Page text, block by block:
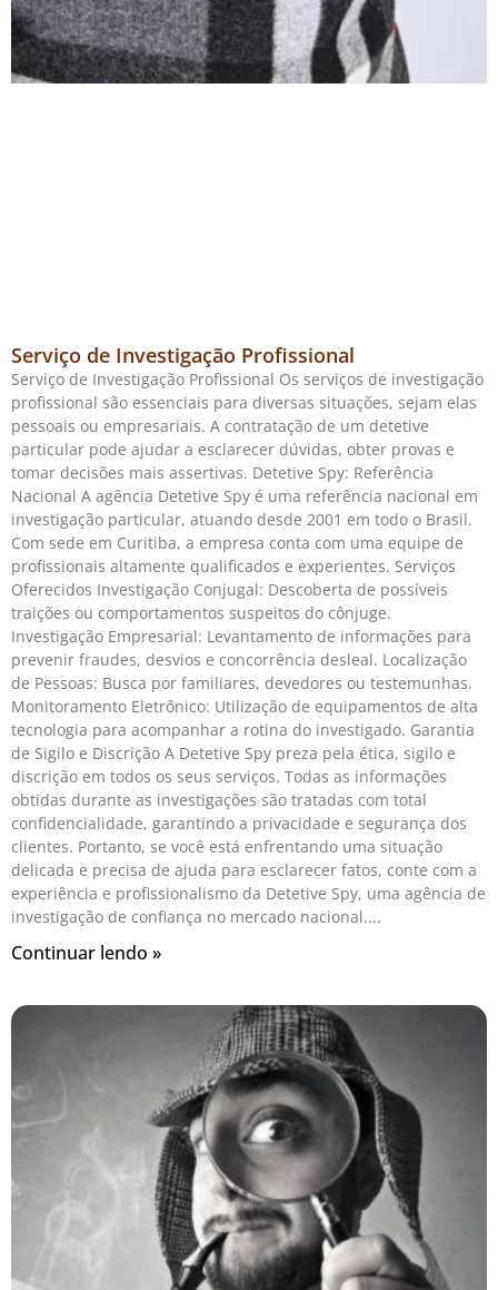
Serviço de Investigação Profissional
Serviço de Investigação Profissional Os serviços de investigação
profissional são essenciais para diversas situações, sejam elas
pessoais ou empresariais. A contratação de um detetive
particular pode ajudar a esclarecer dúvidas, obter provas e
tomar decisões mais assertivas. Detetive Spy: Referência
Nacional A agência Detetive Spy é uma referência nacional em
investigação particular, atuando desde 2001 em todo o Brasil.
Com sede em Curitiba, a empresa conta com uma equipe de
profissionais altamente qualificados e experientes. Serviços
Oferecidos Investigação Conjugal: Descoberta de possíveis
traições ou comportamentos suspeitos do cônjuge.
Investigação Empresarial: Levantamento de informações para
prevenir fraudes, desvios e concorrência desleal. Localização
de Pessoas: Busca por familiares, devedores ou testemunhas.
Monitoramento Eletrônico: Utilização de equipamentos de alta
tecnologia para acompanhar a rotina do investigado. Garantia
de Sigilo e Discrição A Detetive Spy preza pela ética, sigilo e
discrição em todos os seus serviços. Todas as informações
obtidas durante as investigações são tratadas com total
confidencialidade, garantindo a privacidade e segurança dos
clientes. Portanto, se você está enfrentando uma situação
delicada e precisa de ajuda para esclarecer fatos, conte com a
experiência e profissionalismo da Detetive Spy, uma agência de
investigação de confiança no mercado nacional.
Continuar lendo »